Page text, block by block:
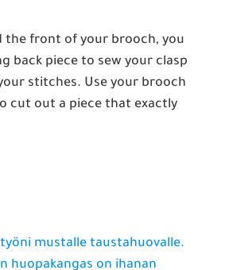
the front of your brooch, you
back piece to sew your clasp
stitches. Use your brooch
cut out a piece that exactly
mustalle taustahuovalle.
huopakangas on ihanan